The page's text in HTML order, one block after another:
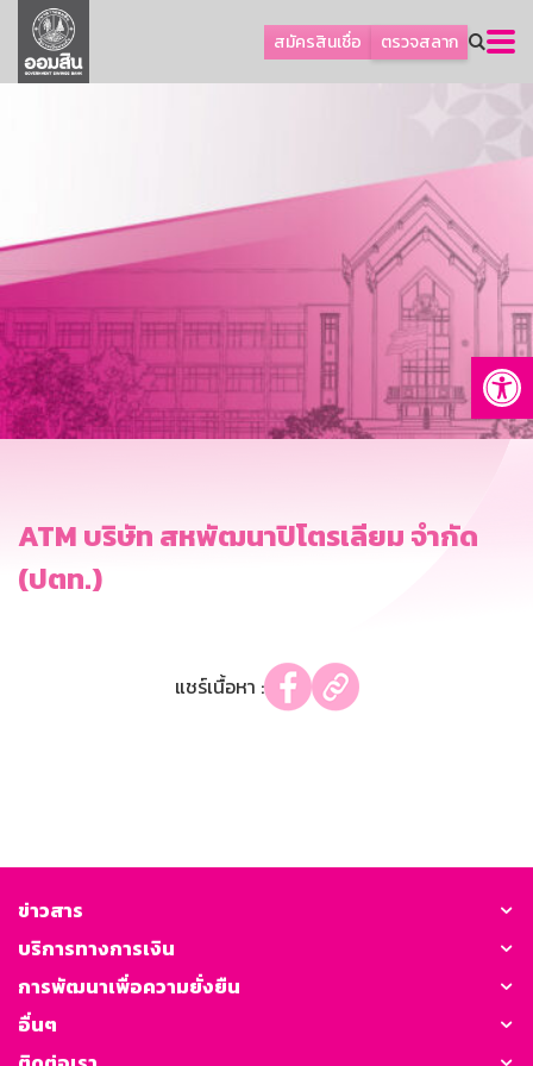
สมัครสินเชื่อ ตรวจสลาก
ลูกค้าธุรกิจ
ลูกค้าผู้ประกอบรายย่อย
การพัฒนาที่ยั่งยืน
ข่าวสาร
บริการทางการเงิน
อื่นๆ
ติดต่อเรา
บริการออนไลน์
GSB Society
ATM บริษัท สหพัฒนาปิโตรเลียม จำกัด
(ปตท.)
แชร์เนื้อหา :
ข่าวสาร
บริการทางการเงิน
การพัฒนาเพื่อความยั่งยืน
อื่นๆ